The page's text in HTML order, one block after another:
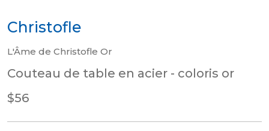
Christofle
L'Âme de Christofle Or
Couteau de table en acier - coloris or
$56